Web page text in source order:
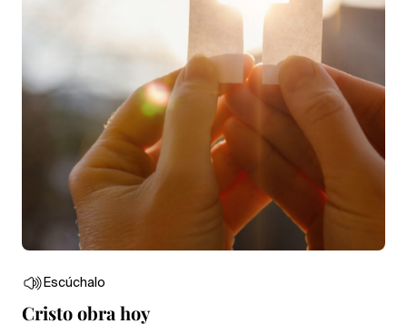
Escúchalo
Cristo obra hoy